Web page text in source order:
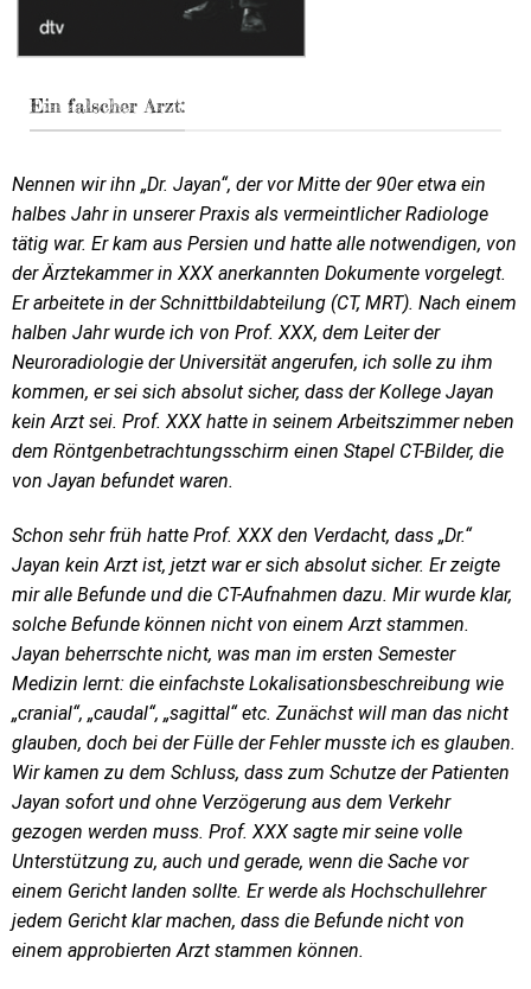
Ein falscher Arzt:
Nennen wir ihn „Dr. Jayan“, der vor Mitte der 90er etwa ein
halbes Jahr in unserer Praxis als vermeintlicher Radiologe
tätig war. Er kam aus Persien und hatte alle notwendigen, von
der Ärztekammer in XXX anerkannten Dokumente vorgelegt.
Er arbeitete in der Schnittbildabteilung (CT, MRT). Nach einem
halben Jahr wurde ich von Prof. XXX, dem Leiter der
Neuroradiologie der Universität angerufen, ich solle zu ihm
kommen, er sei sich absolut sicher, dass der Kollege Jayan
kein Arzt sei. Prof. XXX hatte in seinem Arbeitszimmer neben
dem Röntgenbetrachtungsschirm einen Stapel CT-Bilder, die
von Jayan befundet waren.
Schon sehr früh hatte Prof. XXX den Verdacht, dass „Dr.“
Jayan kein Arzt ist, jetzt war er sich absolut sicher. Er zeigte
mir alle Befunde und die CT-Aufnahmen dazu. Mir wurde klar,
solche Befunde können nicht von einem Arzt stammen.
Jayan beherrschte nicht, was man im ersten Semester
Medizin lernt: die einfachste Lokalisationsbeschreibung wie
„cranial“, „caudal“, „sagittal“ etc. Zunächst will man das nicht
glauben, doch bei der Fülle der Fehler musste ich es glauben.
Wir kamen zu dem Schluss, dass zum Schutze der Patienten
Jayan sofort und ohne Verzögerung aus dem Verkehr
gezogen werden muss. Prof. XXX sagte mir seine volle
Unterstützung zu, auch und gerade, wenn die Sache vor
einem Gericht landen sollte. Er werde als Hochschullehrer
jedem Gericht klar machen, dass die Befunde nicht von
einem approbierten Arzt stammen können.